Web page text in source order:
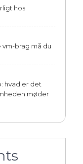
hos
vm-brag må du
hvad er det
møder